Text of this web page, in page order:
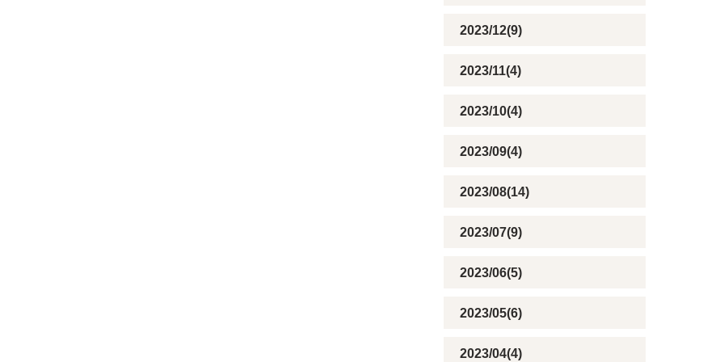
2023/12(9)
2023/11(4)
2023/10(4)
2023/09(4)
2023/08(14)
2023/07(9)
2023/06(5)
2023/05(6)
2023/04(4)